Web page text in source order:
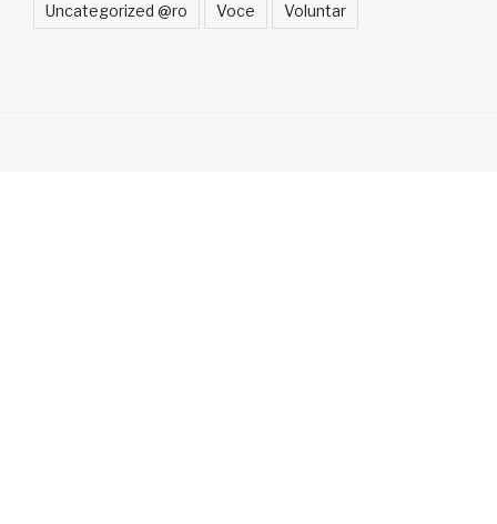
Uncategorized @ro Voce Voluntar